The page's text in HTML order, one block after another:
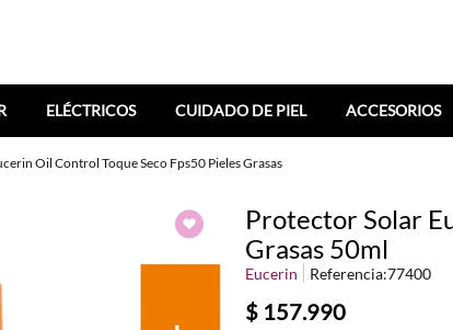
ELÉCTRICOS CUIDADO DE PIEL ACCESORIOS
Oil Control Toque Seco Fps50 Pieles Grasas
Protector Solar
Grasas 50ml
Eucerin Referencia:77400
$ 157.990